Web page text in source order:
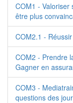
COM1 -
être plus
COM2.1 -
COM2 - Prendre
Gagner en
COM3 -
questions des